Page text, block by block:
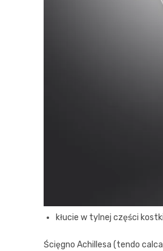
kłucie w tylnej części
Ścięgno Achillesa (tendo